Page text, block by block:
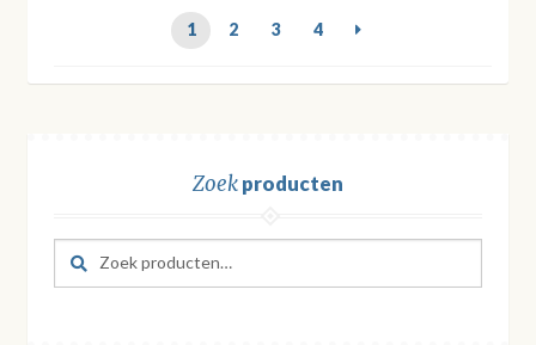
1 2 3 4
Zoekproducten
Zoeken
naar:
Zoeken